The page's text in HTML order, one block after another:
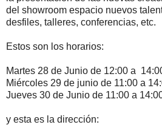
del showroom espacio nuevos
desfiles, talleres, conferencias, etc.
Estos son los horarios:
Martes 28 de Junio de 12:00 a
Miércoles 29 de junio de 11:00 a
Jueves 30 de Junio de 11:00 a
y esta es la dirección: